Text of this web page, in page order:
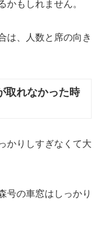
かもしれません。
は、人数と席の向き
取れなかった時
かりしすぎなくて大
号の車窓はしっかり